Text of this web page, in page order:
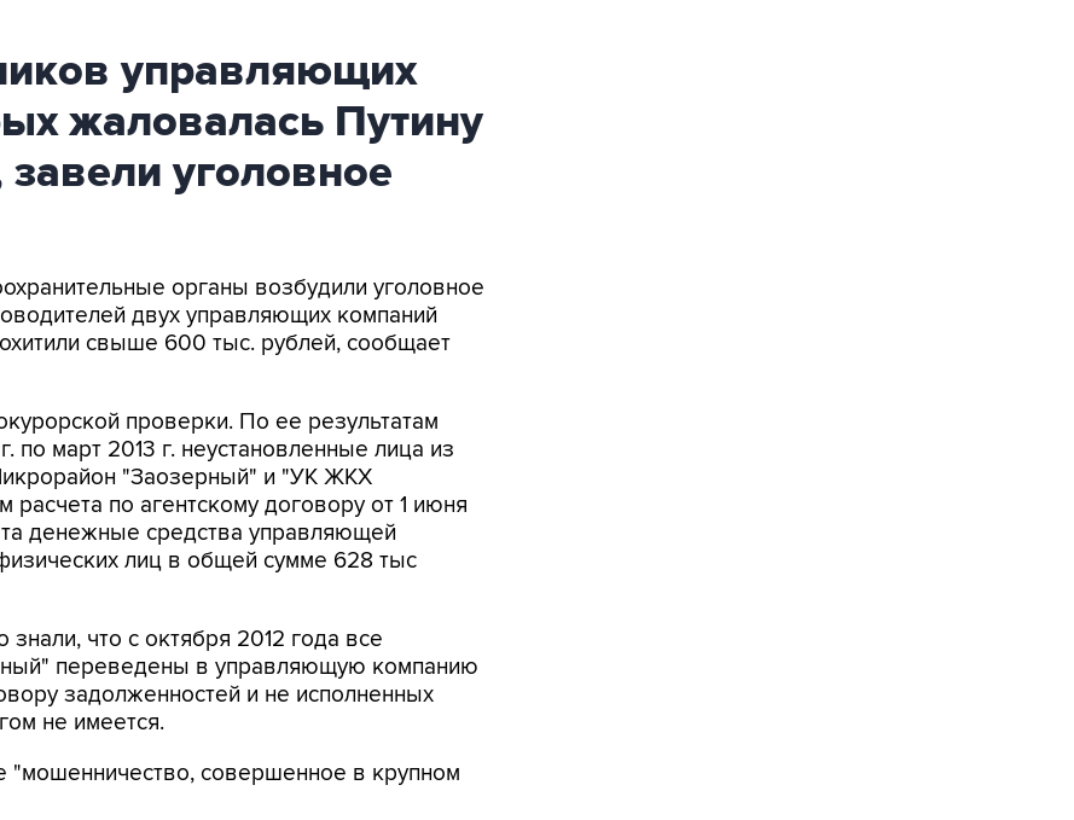
управляющих
жаловалась Путину
уголовное
органы возбудили уголовное
двух управляющих компаний
свыше 600 тыс. рублей, сообщает
проверки. По ее результатам
по март 2013 г. неустановленные лица из
"Заозерный" и "УК ЖКХ
по агентскому договору от 1 июня
денежные средства управляющей
лиц в общей сумме 628 тыс
что с октября 2012 года все
переведены в управляющую компанию
задолженностей и не исполненных
не имеется.
"мошенничество, совершенное в крупном